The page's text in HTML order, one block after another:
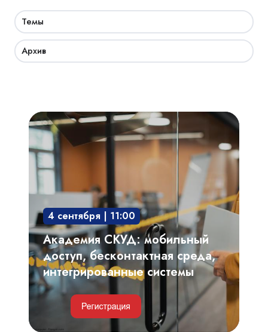
Темы
Архив
Академия
СКУД:
мобильный
доступ,
бесконтактная
среда,
интегрированные
системы
4 сентября | 11:00
Академия СКУД: мобильный
доступ, бесконтактная среда,
интегрированные системы